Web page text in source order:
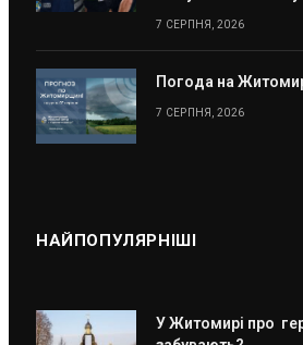
7 СЕРПНЯ, 2026
Погода на
7 СЕРПНЯ, 2026
НАЙПОПУЛЯРНІШІ
У Житомирі про